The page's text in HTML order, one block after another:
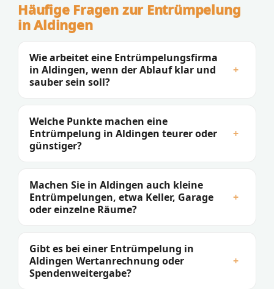
Häufige Fragen zur Entrümpelung
in Aldingen
Wie arbeitet eine Entrümpelungsfirma
in Aldingen, wenn der Ablauf klar und
sauber sein soll?
+
Welche Punkte machen eine
Entrümpelung in Aldingen teurer oder
günstiger?
+
Machen Sie in Aldingen auch kleine
Entrümpelungen, etwa Keller, Garage
oder einzelne Räume?
+
Gibt es bei einer Entrümpelung in
Aldingen Wertanrechnung oder
Spendenweitergabe?
+